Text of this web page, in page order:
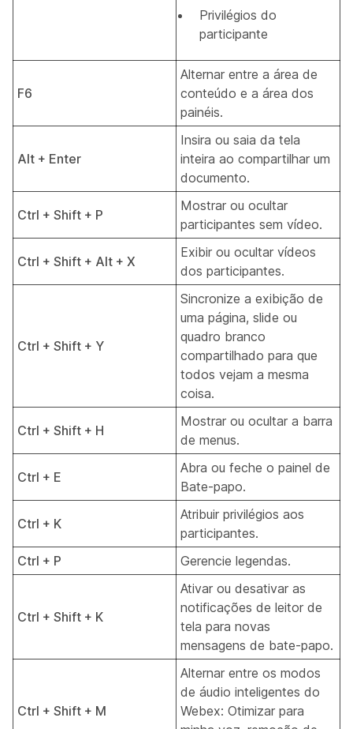
Privilégios do
participante
F6
Alternar entre a área de
conteúdo e a área dos
painéis.
Alt + Enter
Insira ou saia da tela
inteira ao compartilhar um
documento.
Ctrl + Shift + P
Mostrar ou ocultar
participantes sem vídeo.
Ctrl + Shift + Alt + X
Exibir ou ocultar vídeos
dos participantes.
Ctrl + Shift + Y
Sincronize a exibição de
uma página, slide ou
quadro branco
compartilhado para que
todos vejam a mesma
coisa.
Ctrl + Shift + H
Mostrar ou ocultar a barra
de menus.
Ctrl + E
Abra ou feche o painel de
Bate-papo.
Ctrl + K
Atribuir privilégios aos
participantes.
Ctrl + P
Gerencie legendas.
Ctrl + Shift + K
Ativar ou desativar as
notificações de leitor de
tela para novas
mensagens de bate-papo.
Ctrl + Shift + M
Alternar entre os modos
de áudio inteligentes do
Webex: Otimizar para